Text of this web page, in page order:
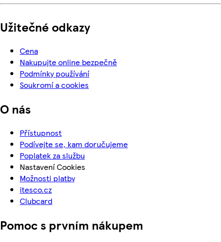
Užitečné odkazy
Cena
Nakupujte online bezpečně
Podmínky používání
Soukromí a cookies
O nás
Přístupnost
Podívejte se, kam doručujeme
Poplatek za službu
Nastavení Cookies
Možnosti platby
itesco.cz
Clubcard
Pomoc s prvním nákupem